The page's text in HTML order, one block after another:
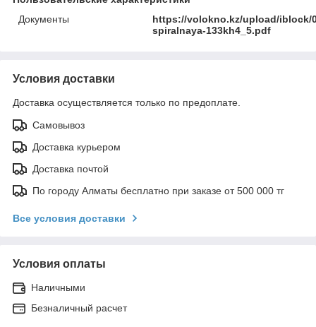
Документы
https://volokno.kz/upload/iblock/
spiralnaya-133kh4_5.pdf
Условия доставки
Доставка осуществляется только по предоплате.
Самовывоз
Доставка курьером
Доставка почтой
По городу Алматы бесплатно при заказе от 500 000 тг
Все условия доставки
Условия оплаты
Наличными
Безналичный расчет